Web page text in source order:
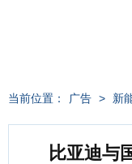
当前位置： 广告 > 新
比亚迪与